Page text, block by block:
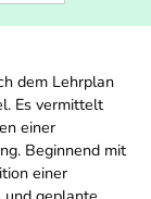
dem Lehrplan
Es vermittelt
einer
Beginnend mit
einer